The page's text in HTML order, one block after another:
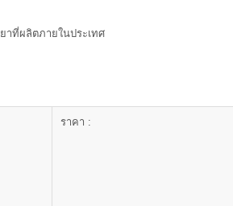
ยาที่ผลิตภายในประเทศ
ราคา :